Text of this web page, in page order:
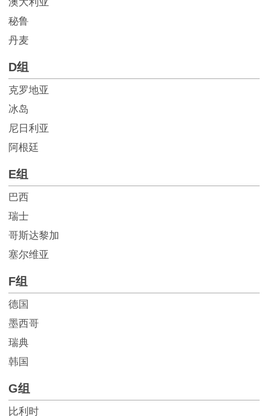
秘鲁
丹麦
D组
克罗地亚
冰岛
尼日利亚
阿根廷
E组
巴西
瑞士
哥斯达黎加
塞尔维亚
F组
德国
墨西哥
瑞典
韩国
G组
比利时